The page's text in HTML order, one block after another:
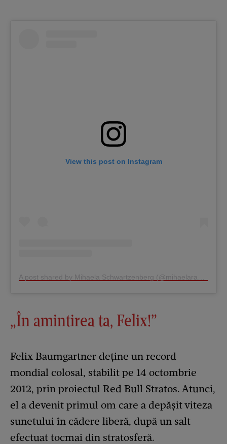
View this post on Instagram
„În amintirea ta, Felix!”
Felix Baumgartner deține un record
mondial colosal, stabilit pe 14 octombrie
2012, prin proiectul Red Bull Stratos. Atunci,
el a devenit primul om care a depășit viteza
sunetului în cădere liberă, după un salt
efectuat tocmai din stratosferă.